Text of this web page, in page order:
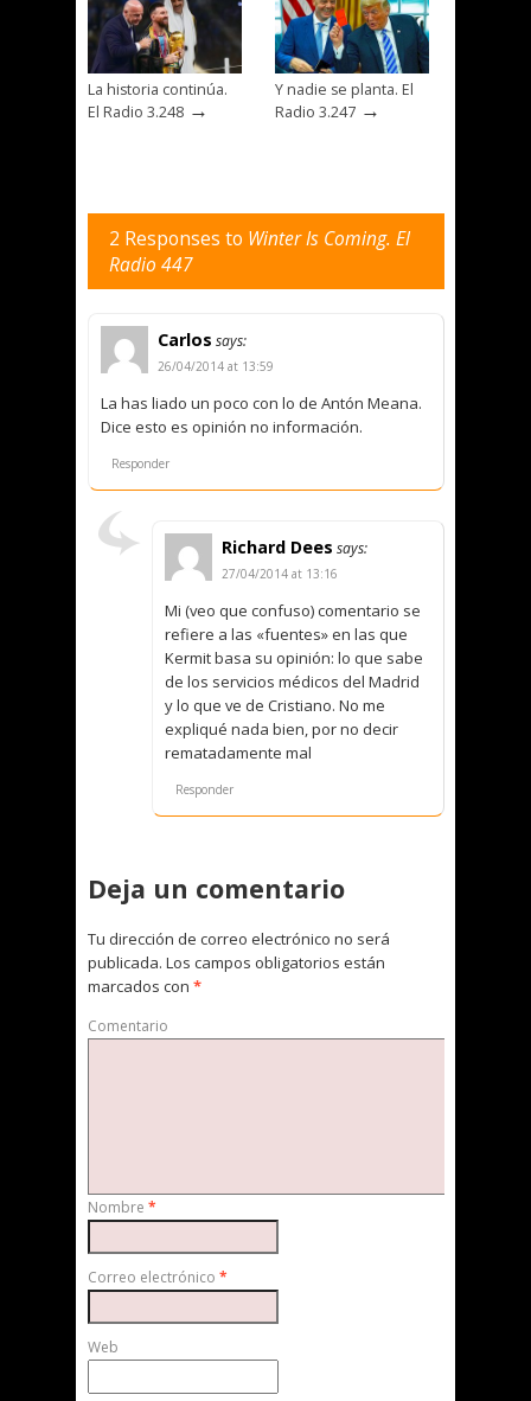
La historia continúa.
El Radio 3.248 →
Y nadie se planta. El
Radio 3.247 →
2 Responses to Winter Is Coming. El
Radio 447
Carlos says:
26/04/2014 at 13:59
La has liado un poco con lo de Antón Meana.
Dice esto es opinión no información.
Responder
Richard Dees says:
27/04/2014 at 13:16
Mi (veo que confuso) comentario se
refiere a las «fuentes» en las que
Kermit basa su opinión: lo que sabe
de los servicios médicos del Madrid
y lo que ve de Cristiano. No me
expliqué nada bien, por no decir
rematadamente mal
Responder
Deja un comentario
Tu dirección de correo electrónico no será
publicada. Los campos obligatorios están
marcados con *
Comentario
Nombre *
Correo electrónico *
Web